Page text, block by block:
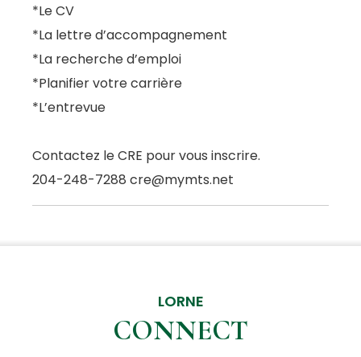
*Le CV
*La lettre d’accompagnement
*La recherche d’emploi
*Planifier votre carrière
*L’entrevue
Contactez le CRE pour vous inscrire.
204-248-7288 cre@mymts.net
LORNE
CONNECT